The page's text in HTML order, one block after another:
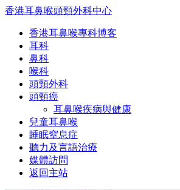
香港耳鼻喉頭頸外科中心
香港耳鼻喉專科博客
耳科
鼻科
喉科
頭頸外科
頭頸癌
耳鼻喉疾病與健康
兒童耳鼻喉
睡眠窒息症
聽力及言語治療
媒體訪問
返回主站